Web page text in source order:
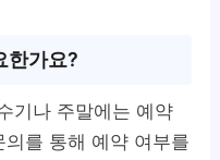
한가요?
기나 주말에는 예약
를 통해 예약 여부를